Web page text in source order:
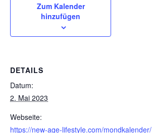
Zum Kalender
hinzufügen
DETAILS
Datum:
2. Mai 2023
Webseite:
https://new-age-lifestyle.com/mondkalender/